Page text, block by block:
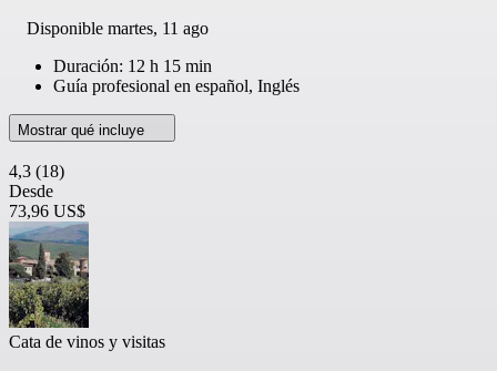
Disponible martes, 11 ago
Duración: 12 h 15 min
Guía profesional en español, Inglés
Mostrar qué incluye
4,3 (18)
Desde
73,96 US$
Cata de vinos y visitas